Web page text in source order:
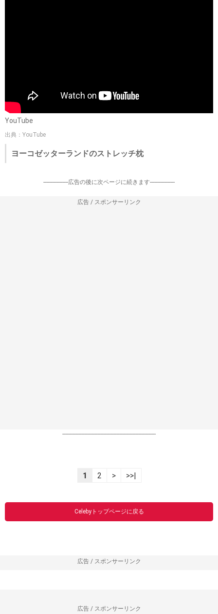
YouTube
出典：YouTube
ヨーコゼッターランドのストレッチ枕
-----------------広告の後に次ページに続きます-----------------
広告 / スポンサーリンク
----------------------------------------------------------------
1 2 > >>|
Celebyトップページに戻る
広告 / スポンサーリンク
広告 / スポンサーリンク